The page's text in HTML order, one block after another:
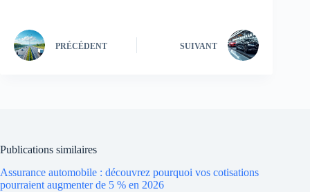
PRÉCÉDENT SUIVANT
Publications similaires
Assurance automobile : découvrez pourquoi vos cotisations
pourraient augmenter de 5 % en 2026